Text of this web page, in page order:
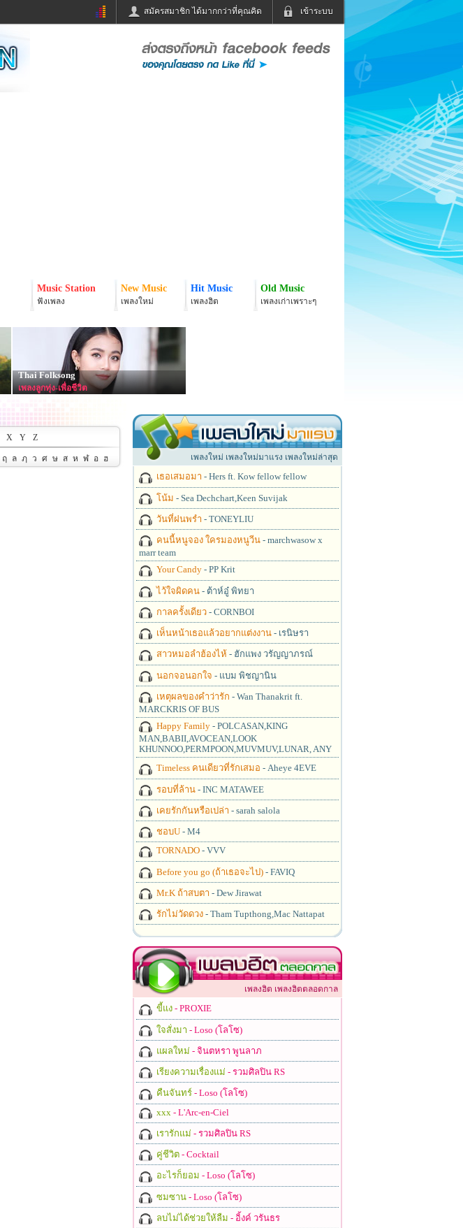
เข้าระบบ
สมัครสมาชิก ได้มากกว่าที่คุณคิด
ฟังวิทยุออนไลน์
Email
Music Station
ฟังเพลง
New Music
เพลงใหม่
Hit Music
เพลงฮิต
Old Music
เพลงเก่าเพราะๆ
Thai Folksong
เพลงลูกทุ่ง-เพื่อชีวิต
X Y Z
ฤ ล ฦ ว ศ ษ ส ห ฬ อ ฮ เพลงใหม่ เพลงใหม่มาแรง เพลงใหม่ล่าสุด
เธอเสมอมา - Hers ft. Kow fellow fellow
โน้ม - Sea Dechchart,Keen Suvijak
วันที่ฝนพรำ - TONEYLIU
คนนี้หนูจอง ใครมองหนูวีน- marchwasow x
marr team
Your Candy- PP Krit
ไว้ใจผิดคน- ต้าห์อู๋ พิทยา
กาลครั้งเดียว- CORNBOI
เห็นหน้าเธอแล้วอยากแต่งงาน- เรนิษรา
สาวหมอลำฮ้องไห้ - ฮักแพง วรัญญาภรณ์
นอกจอนอกใจ - แบม พิชญานิน
เหตุผลของคำว่ารัก - Wan Thanakrit ft.
MARCKRIS OF BUS
Happy Family- POLCASAN,KING
MAN,BABII,AVOCEAN,LOOK
KHUNNOO,PERMPOON,MUVMUV,LUNAR, ANY
Timeless คนเดียวที่รักเสมอ - Aheye 4EVE
รอบที่ล้าน- INC MATAWEE
เคยรักกันหรือเปล่า - sarah salola
ชอบU- M4
TORNADO- VVV
Before you go (ถ้าเธอจะไป)- FAVIQ
Mr.K ถ้าสบตา - Dew Jirawat
รักไม่วัดดวง- Tham Tupthong,Mac Nattapat
เพลงฮิต เพลงฮิตตลอดกาล
ขี้แง- PROXIE
ใจสั่งมา - Loso (โลโซ)
แผลใหม่ - จินตหรา พูนลาภ
เรียงความเรื่องแม่ - รวมศิลปิน RS
คืนจันทร์- Loso (โลโซ)
xxx - L'Arc-en-Ciel
เรารักแม่ - รวมศิลปิน RS
คู่ชีวิต- Cocktail
อะไรก็ยอม - Loso (โลโซ)
ซมซาน- Loso (โลโซ)
ลบไม่ได้ช่วยให้ลืม - อิ้งค์ วรันธร